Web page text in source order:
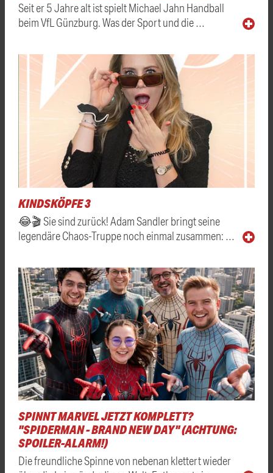
Seit er 5 Jahre alt ist spielt Michael Jahn Handball
beim VfL Günzburg. Was der Sport und die …
KINDSKÖPFE 3
😂🎬 Sie sind zurück! Adam Sandler bringt seine
legendäre Chaos-Truppe noch einmal zusammen: …
SPINNT MARVEL JETZT KOMPLETT?
"SPIDERMAN - BRAND NEW DAY" (ACHTUNG:
SPOILER-ALARM!)
Die freundliche Spinne von nebenan klettert wieder